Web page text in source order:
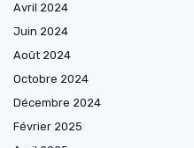
Avril 2024
Juin 2024
Août 2024
Octobre 2024
Décembre 2024
Février 2025